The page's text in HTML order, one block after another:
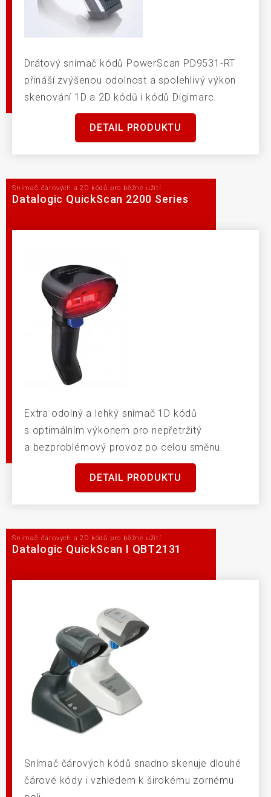
Drátový snímač kódů PowerScan PD9531-RT
přináší zvýšenou odolnost a spolehlivý výkon
skenování 1D a 2D kódů i kódů Digimarc.
DETAIL PRODUKTU
Snímač čárových a 2D kódů pro běžné užití
Datalogic QuickScan 2200 Series
Extra odolný a lehký snímač 1D kódů
s optimálním výkonem pro nepřetržitý
a bezproblémový provoz po celou směnu.
DETAIL PRODUKTU
Snímač čárových a 2D kódů pro běžné užití
Datalogic QuickScan I QBT2131
Snímač čárových kódů snadno skenuje dlouhé
čárové kódy i vzhledem k širokému zornému